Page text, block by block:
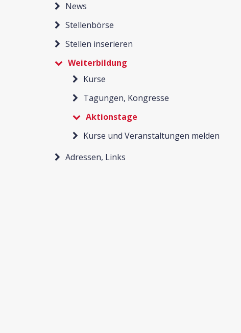
News
Stellenbörse
Stellen inserieren
Weiterbildung
Kurse
Tagungen, Kongresse
Aktionstage
Kurse und Veranstaltungen melden
Adressen, Links